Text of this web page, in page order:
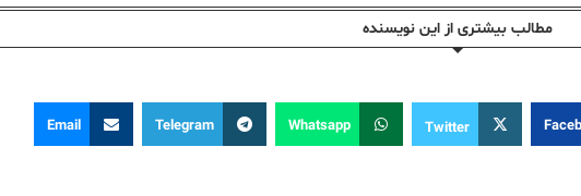
مطالب بیشتری از این نویسندە
Twitter
Whatsapp
Telegram
Email